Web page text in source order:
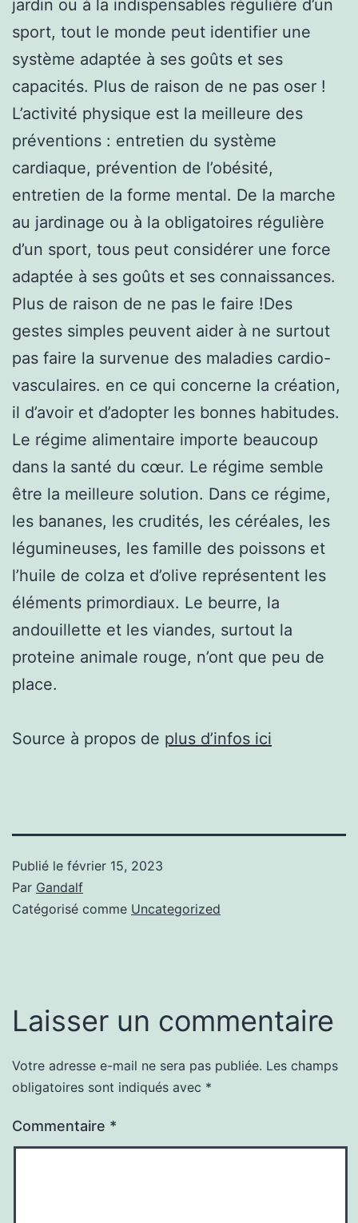
jardin ou à la indispensables régulière d’un
sport, tout le monde peut identifier une
système adaptée à ses goûts et ses
capacités. Plus de raison de ne pas oser !
L’activité physique est la meilleure des
préventions : entretien du système
cardiaque, prévention de l’obésité,
entretien de la forme mental. De la marche
au jardinage ou à la obligatoires régulière
d’un sport, tous peut considérer une force
adaptée à ses goûts et ses connaissances.
Plus de raison de ne pas le faire !Des
gestes simples peuvent aider à ne surtout
pas faire la survenue des maladies cardio-
vasculaires. en ce qui concerne la création,
il d’avoir et d’adopter les bonnes habitudes.
Le régime alimentaire importe beaucoup
dans la santé du cœur. Le régime semble
être la meilleure solution. Dans ce régime,
les bananes, les crudités, les céréales, les
légumineuses, les famille des poissons et
l’huile de colza et d’olive représentent les
éléments primordiaux. Le beurre, la
andouillette et les viandes, surtout la
proteine animale rouge, n’ont que peu de
place.
Source à propos de plus d’infos ici
Publié le février 15, 2023
Par Gandalf
Catégorisé comme Uncategorized
Laisser un commentaire
Votre adresse e-mail ne sera pas publiée. Les champs
obligatoires sont indiqués avec *
Commentaire *